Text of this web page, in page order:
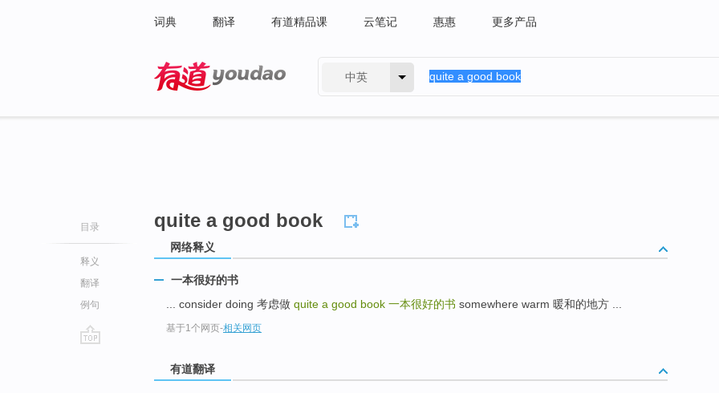
词典 翻译 有道精品课 云笔记 惠惠 更多产品
中英
目录
释义
翻译
例句
quite a good book
网络释义
一本很好的书
... consider doing 考虑做 quite a good book 一本很好的书 somewhere warm 暖和的地方 ...
基于1个网页-相关网页
有道翻译